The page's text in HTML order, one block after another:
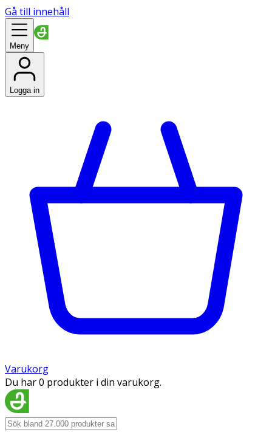
Gå till innehåll
Meny
Logga in
Varukorg
Du har 0 produkter i din varukorg.